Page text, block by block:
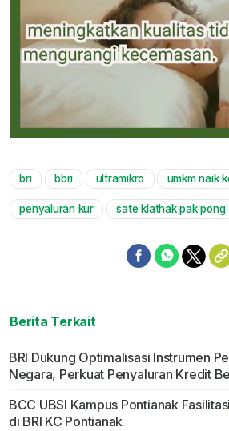
bri bbri ultramikro umkm naik
penyaluran kur sate klathak pak pong
Berita Terkait
BRI Dukung Optimalisasi Instrumen
Negara, Perkuat Penyaluran Kredit
BCC UBSI Kampus Pontianak
di BRI KC Pontianak